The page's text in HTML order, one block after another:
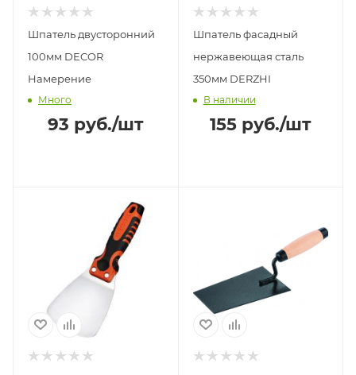
Шпатель двусторонний
100мм DECOR
Намерение
Много
93 руб./шт
Шпатель фасадный
нержавеющая сталь
350мм DERZHI
В наличии
155руб./шт